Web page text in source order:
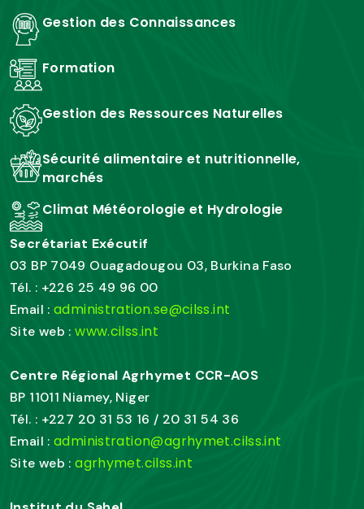
Gestion des Connaissances
Formation
Gestion des Ressources Naturelles
Sécurité alimentaire et nutritionnelle,
marchés
Climat Météorologie et Hydrologie
Secrétariat Exécutif
03 BP 7049 Ouagadougou 03, Burkina Faso
Tél. : +226 25 49 96 00
Email :administration.se@cilss.int
Site web :www.cilss.int
Centre Régional Agrhymet CCR-AOS
BP 11011 Niamey, Niger
Tél. : +227 20 31 53 16 / 20 31 54 36
Email :administration@agrhymet.cilss.int
Site web :agrhymet.cilss.int